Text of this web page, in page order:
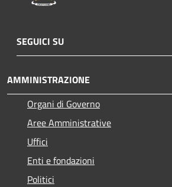
SEGUICI SU
AMMINISTRAZIONE
Organi di Governo
Aree Amministrative
Uffici
Enti e fondazioni
Politici